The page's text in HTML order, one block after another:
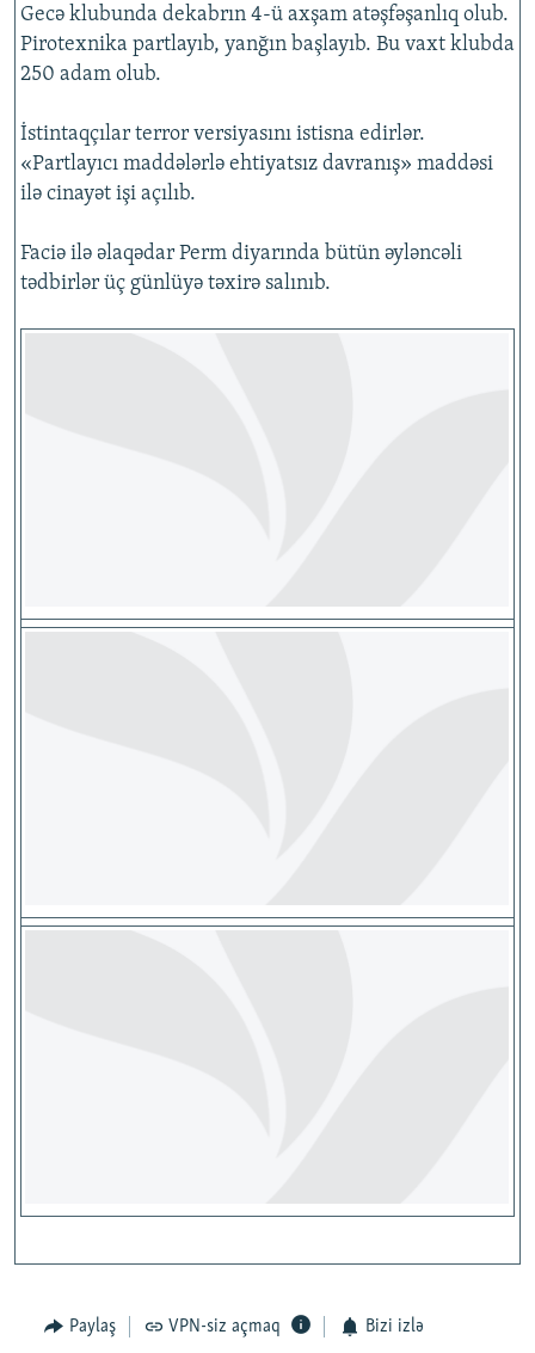
Gecə klubunda dekabrın 4-ü axşam atəşfəşanlıq olub.
Pirotexnika partlayıb, yanğın başlayıb. Bu vaxt klubda
250 adam olub.
İstintaqçılar terror versiyasını istisna edirlər.
«Partlayıcı maddələrlə ehtiyatsız davranış» maddəsi
ilə cinayət işi açılıb.
Faciə ilə əlaqədar Perm diyarında bütün əyləncəli
tədbirlər üç günlüyə təxirə salınıb.
Paylaş VPN-siz açmaq Bizi izlə